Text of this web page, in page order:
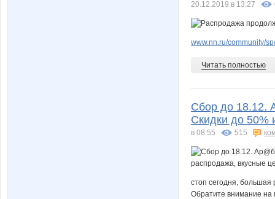
20.12.2019 в 13:27
www.nn.ru/community/
Читать полностью
Сбор до 18.12.
Скидки до 50%
в 08:55 515
стоп сегодня, большая
Обратите внимание